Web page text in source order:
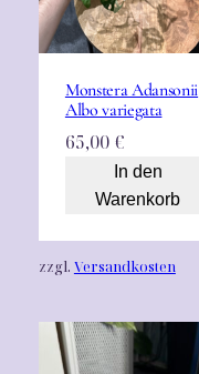
Monstera Adansonii
Albo variegata
65,00 €
In den
Warenkorb
zzgl. Versandkosten